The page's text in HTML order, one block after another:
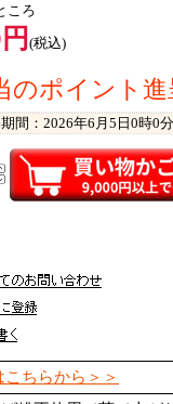
ころ
(税込)
のポイント進
間： 2026年6月5日0時0分
ちらから＞＞